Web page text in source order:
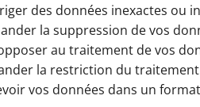
des données inexactes ou
la suppression de vos
au traitement de vos
la restriction du
vos données dans un